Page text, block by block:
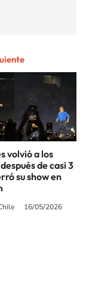
volvió a los
de casi 3
su show en
16/05/2026